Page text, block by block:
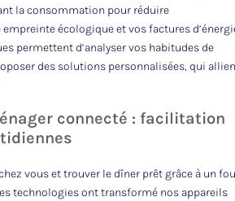
la consommation pour réduire
écologique et vos factures
permettent d’analyser vos habitudes de
des solutions personnalisées, qui
connecté : facilitation
vous et trouver le dîner prêt grâce à un
technologies ont transformé nos appareils